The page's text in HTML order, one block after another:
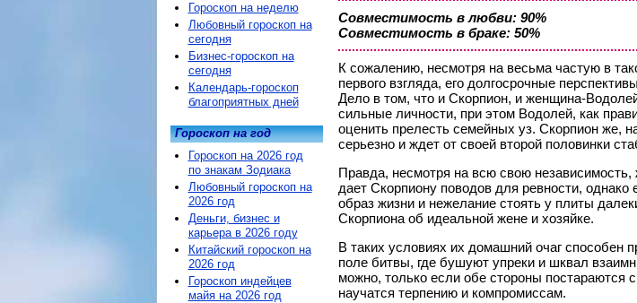
Совместимость в любви: 90%
Совместимость в браке: 50%
К сожалению, несмотря на весьма частую в
первого взгляда, его долгосрочные
Дело в том, что и Скорпион, и женщина-
сильные личности, при этом Водолей, как
оценить прелесть семейных уз. Скорпион же,
серьезно и ждет от своей второй половинки
Правда, несмотря на всю свою
дает Скорпиону поводов для ревности,
образ жизни и нежелание стоять у плиты
Скорпиона об идеальной жене и хозяйке.
В таких условиях их домашний очаг способен
поле битвы, где бушуют упреки и шквал
можно, только если обе стороны постараются
научатся терпению и компромиссам.
Гороскоп на неделю
Любовный гороскоп на
сегодня
Бизнес-гороскоп на
сегодня
Календарь-гороскоп
благоприятных дней
Гороскоп на год
Гороскоп на 2026 год
по знакам Зодиака
Любовный гороскоп на
2026 год
Деньги, бизнес и
карьера в 2026 году
Китайский гороскоп на
2026 год
Гороскоп индейцев
майя на 2026 год